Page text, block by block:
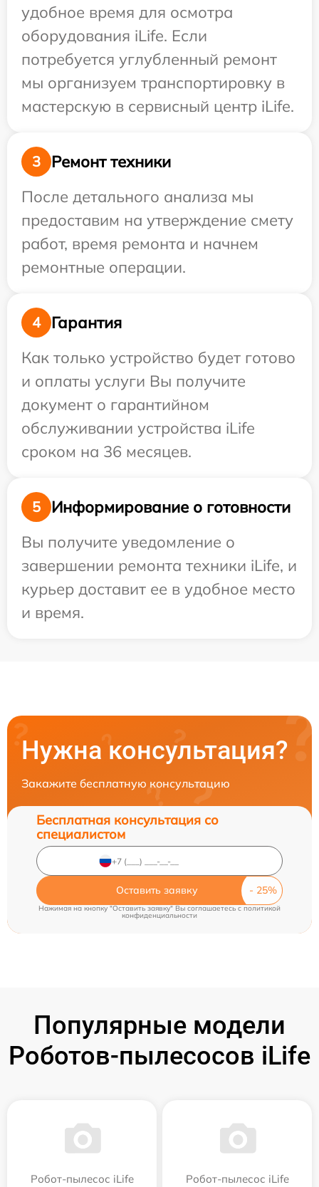
удобное время для осмотра
оборудования iLife. Если
потребуется углубленный ремонт
мы организуем транспортировку в
мастерскую в сервисный центр iLife.
3
Ремонт техники
После детального анализа мы
предоставим на утверждение смету
работ, время ремонта и начнем
ремонтные операции.
4
Гарантия
Как только устройство будет готово
и оплаты услуги Вы получите
документ о гарантийном
обслуживании устройства iLife
сроком на 36 месяцев.
5
Информирование о готовности
Вы получите уведомление о
завершении ремонта техники iLife, и
курьер доставит ее в удобное место
и время.
Нужна консультация?
Закажите бесплатную консультацию
Бесплатная консультация со
специалистом
Оставить заявку
Нажимая на кнопку "Оставить заявку" Вы соглашаетесь c политикой
конфиденциальности
Популярные модели
Роботов-пылесосов iLife
Робот-пылесос iLife
Робот-пылесос iLife